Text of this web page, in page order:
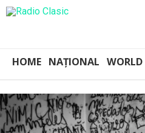
HOME NAȚIONAL WORLD